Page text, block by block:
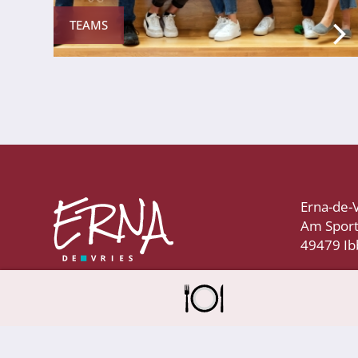
Niederländisch
MINT
TEAMS
Erna-
Am
49479